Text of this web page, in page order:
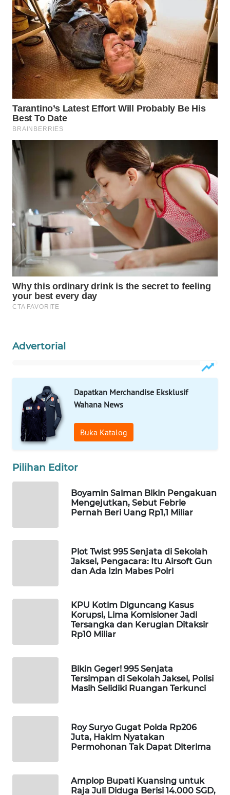
Advertorial
Dapatkan Merchandise Eksklusif
Wahana News
Buka Katalog
Pilihan Editor
Boyamin Saiman Bikin Pengakuan
Mengejutkan, Sebut Febrie
Pernah Beri Uang Rp1,1 Miliar
Plot Twist 995 Senjata di Sekolah
Jaksel, Pengacara: Itu Airsoft Gun
dan Ada Izin Mabes Polri
KPU Kotim Diguncang Kasus
Korupsi, Lima Komisioner Jadi
Tersangka dan Kerugian Ditaksir
Rp10 Miliar
Bikin Geger! 995 Senjata
Tersimpan di Sekolah Jaksel, Polisi
Masih Selidiki Ruangan Terkunci
Roy Suryo Gugat Polda Rp206
Juta, Hakim Nyatakan
Permohonan Tak Dapat Diterima
Amplop Bupati Kuansing untuk
Raja Juli Diduga Berisi 14.000 SGD,
WAHANA
ADVOKAT
WAHANA
INFRASTRUKTUR
WAHANA
KONSUMEN
WAHANA
LISTRIK
WAHANA
TV
WAHANANEWS
ID
WAHANANEWS
CO ID
WAHANANEWS
WAHANA
WAHANA
UMKM
WAHANA
SELEB
WAHANA
PERSONA
DESA
WISATA
WALINKI